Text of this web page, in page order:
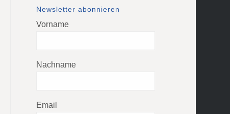
Newsletter abonnieren
Vorname
Nachname
Email